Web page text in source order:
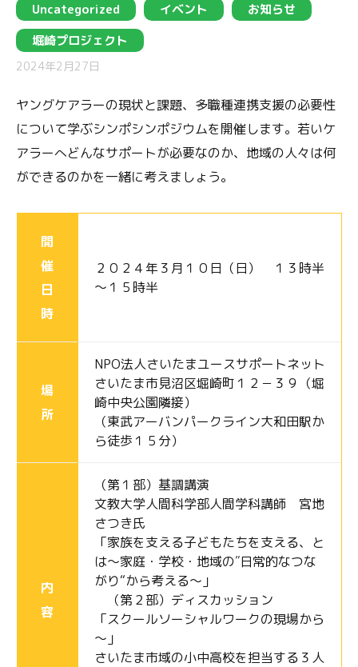
Uncategorized イベント
お知らせ
堀崎プロジェクト
2024年2月27日
ヤングケアラーの現状と課題、多職種連携支援の必要性
について学ぶシンポシンポジウムを開催します。若いケ
アラーへどんなサポートが必要なのか、地域の人々は何
ができるのかを一緒に考えましょう。
開
催
日
時
２０２４年３月１０日（日） １３時半
～１５時半
場
所
NPO法人さいたまユースサポートネット
さいたま市見沼区堀崎町１２－３９（堀
崎中央公園隣接）
（東武アーバンパークライン大和田駅か
ら徒歩１５分）
内
容
（第１部）基調講演
文教大学人間科学部人間学科講師 宮地
さつき氏
「家族を支える子どもたちを支える、と
は～家庭・学校・地域の″日常的なつな
がり“から考える～」
（第２部）ディスカッション
「スクールソーシャルワークの現場から
～」
さいたま市域の小中高校を担当する３人